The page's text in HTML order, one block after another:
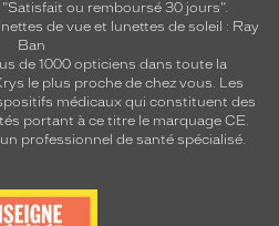
ou remboursé 30 jours".
de vue et lunettes de soleil : Ray
Ban
de 1000 opticiens dans toute la
le plus proche de chez vous. Les
médicaux qui constituent des
portant à ce titre le marquage CE.
professionnel de santé spécialisé.